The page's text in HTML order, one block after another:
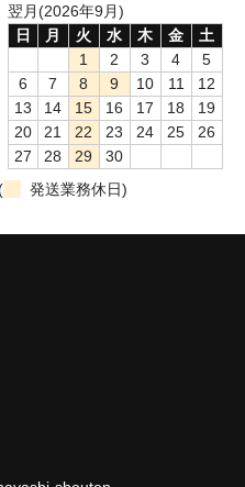
翌月(2026年9月)
日
月 火 水 木 金
土
1
2 3 4
5
6
7 8 9 10 11
12
13
14 15 16 17 18
19
20
21 22 23 24 25
26
27
28 29
30
(
発送業務休日)